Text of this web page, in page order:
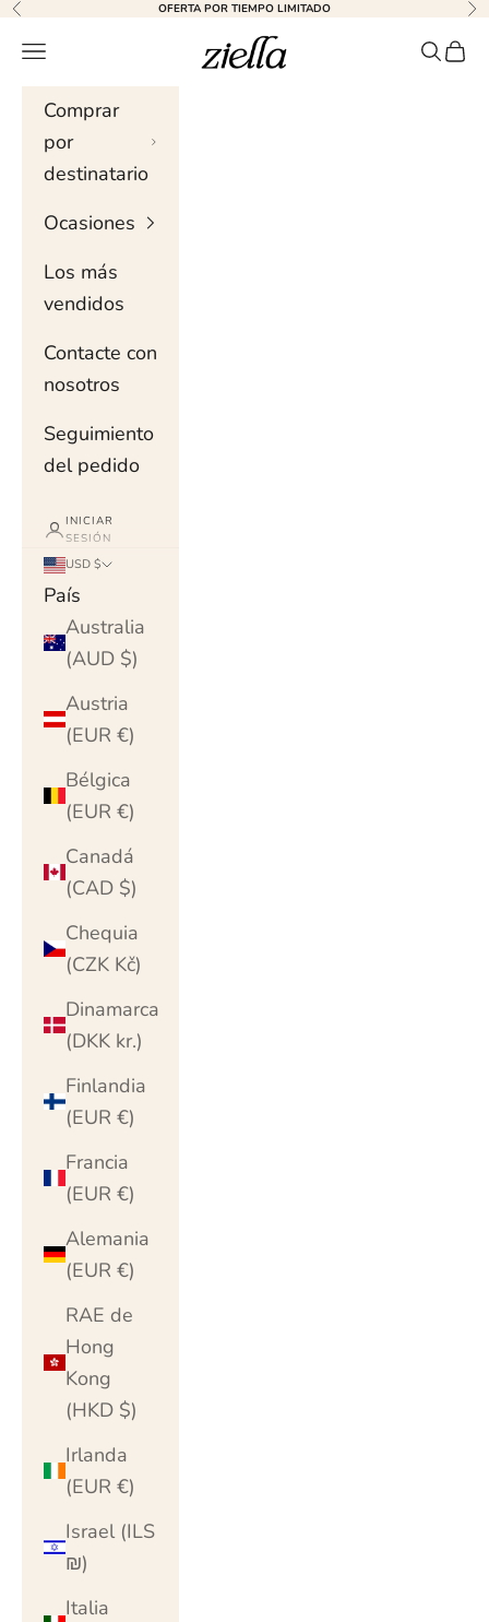
Ir al contenido
Anterior OFERTA POR TIEMPO LIMITADO
Ziella
Menú de navegación Buscar
Comprar
por
destinatario
Ocasiones
Los más
vendidos
Contacte con
nosotros
Seguimiento
del pedido
INICIAR
SESIÓN
USD $
País
Australia
(AUD $)
Austria
(EUR €)
Bélgica
(EUR €)
Canadá
(CAD $)
Chequia
(CZK Kč)
Dinamarca
(DKK kr.)
Finlandia
(EUR €)
Francia
(EUR €)
Alemania
(EUR €)
RAE de
Hong
Kong
(HKD $)
Irlanda
(EUR €)
Israel (ILS
₪)
Italia